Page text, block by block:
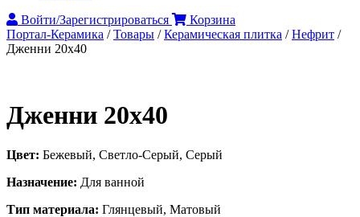
Войти/Зарегистрироваться
Корзина
Портал-Керамика /Товары /Керамическая плитка /Нефрит /
Дженни 20х40
Дженни 20х40
Цвет: Бежевый, Светло-Серый, Серый
Назначение: Для ванной
Тип материала: Глянцевый, Матовый